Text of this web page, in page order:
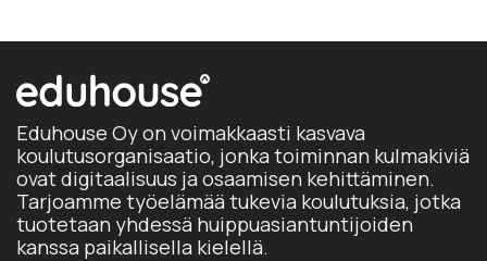
Eduhouse Oy on voimakkaasti kasvava
koulutusorganisaatio, jonka toiminnan kulmakiviä
ovat digitaalisuus ja osaamisen kehittäminen.
Tarjoamme työelämää tukevia koulutuksia, jotka
tuotetaan yhdessä huippuasiantuntijoiden
kanssa paikallisella kielellä.